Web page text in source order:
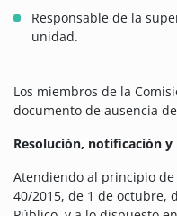
Responsable de la
unidad.
Los miembros de la
documento de ausencia
Resolución, notificación
Atendiendo al principio
40/2015, de 1 de octubre,